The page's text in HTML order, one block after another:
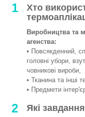
1
Хто
Виробництва та
агенства:
• Повсякденний,
головні убори,
човникові вироби,
• Тканина та інші
• Предмети
2 Які